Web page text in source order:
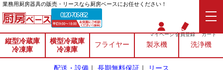
業務⽤厨房器具の販売・リースなら厨房ベースにお任せください！
0120-706-862
マイページ会員登録 カート
縦型冷蔵庫
冷凍庫
横型冷蔵庫
冷凍庫
フライヤー 製氷機 洗浄機
配送・設備 ｜ 長期無料保証 ｜ リース